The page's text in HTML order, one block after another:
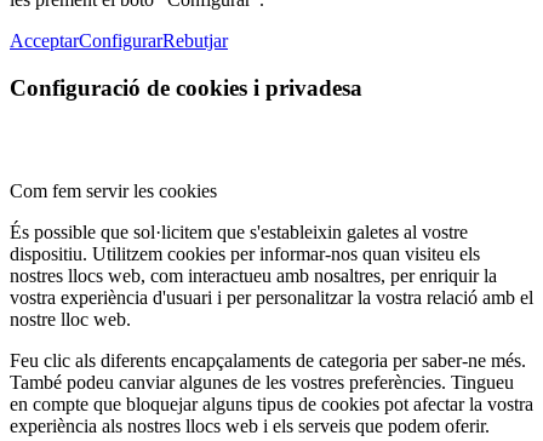
AcceptarConfigurarRebutjar
Configuració de cookies i privadesa
Com fem servir les cookies
És possible que sol·licitem que s'estableixin galetes al vostre
dispositiu. Utilitzem cookies per informar-nos quan visiteu els
nostres llocs web, com interactueu amb nosaltres, per enriquir la
vostra experiència d'usuari i per personalitzar la vostra relació amb el
nostre lloc web.
Feu clic als diferents encapçalaments de categoria per saber-ne més.
També podeu canviar algunes de les vostres preferències. Tingueu
en compte que bloquejar alguns tipus de cookies pot afectar la vostra
experiència als nostres llocs web i els serveis que podem oferir.